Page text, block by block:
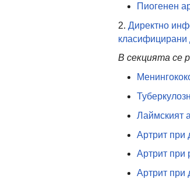
Пиогенен
2. Директно
класифицирани
В секцията се
Лаймският
Артрит при
Артрит при
Артрит при